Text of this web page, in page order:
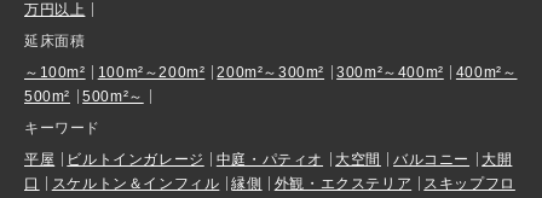
万円以上
延床面積
～100m²
100m²～200m² 200m²～300m² 300m²～400m²
400m²～
500m²
500m²～
キーワード
平屋
ビルトインガレージ 中庭・パティオ 大空間 バルコニー
大開
口
スケルトン＆インフィル 縁側 外観・エクステリア
スキップフロ